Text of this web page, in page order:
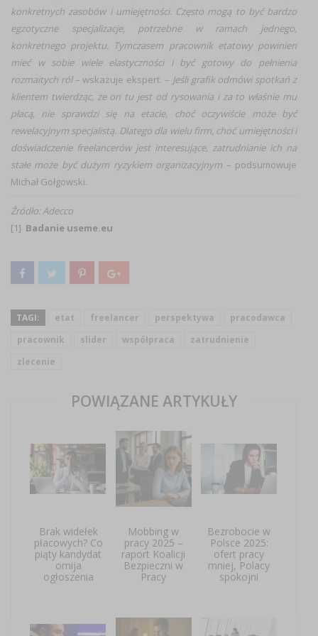
konkretnych zasobów i umiejętności. Często mogą to być bardzo
egzotyczne specjalizacje, potrzebne w ramach jednego,
konkretnego projektu. Tymczasem pracownik etatowy powinien
mieć w sobie wiele elastyczności i być gotowy do pełnienia
rozmaitych ról– wskazuje ekspert. – Jeśli grafik odmówi spotkań z
klientem twierdząc, że on tu jest od rysowania i za to właśnie mu
płacą, nie sprawdzi się na etacie, choć oczywiście może być
rewelacyjnym specjalistą. Dlatego dla wielu firm, choć umiejętności i
doświadczenie freelancerów jest interesujące, zatrudnianie ich na
stałe może być dużym ryzykiem organizacyjnym – podsumowuje
Michał Gołgowski.
Źródło: Adecco
[1] Badanie useme.eu
TAGI: etat freelancer perspektywa
pracodawca
pracownik
slider współpraca
zatrudnienie
zlecenie
POWIĄZANE ARTYKUŁY
Brak widełek
płacowych? Co
piąty kandydat
omija
ogłoszenia
Mobbing w
pracy 2025 –
raport Koalicji
Bezpieczni w
Pracy
Bezrobocie w
Polsce 2025:
ofert pracy
mniej, Polacy
spokojni